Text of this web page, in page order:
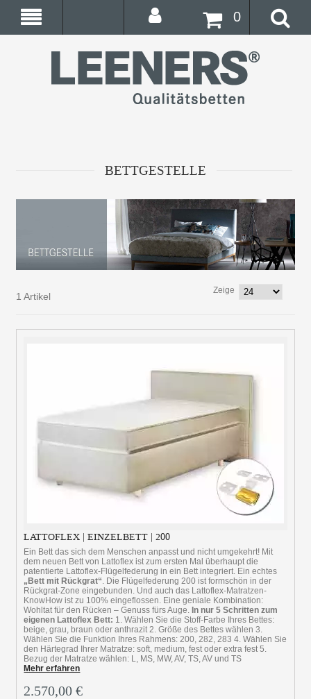
0
BETTGESTELLE
1 Artikel
Zeige
LATTOFLEX | EINZELBETT | 200
Ein Bett das sich dem Menschen anpasst und nicht umgekehrt! Mit
dem neuen Bett von Lattoflex ist zum ersten Mal überhaupt die
patentierte Lattoflex-Flügelfederung in ein Bett integriert. Ein echtes
„Bett mit Rückgrat“ . Die Flügelfederung 200 ist formschön in der
Rückgrat-Zone eingebunden. Und auch das Lattoflex-Matratzen-
KnowHow ist zu 100% eingeflossen. Eine geniale Kombination:
Wohltat für den Rücken – Genuss fürs Auge.In nur 5 Schritten zum
eigenen Lattoflex Bett: 1. Wählen Sie die Stoff-Farbe Ihres Bettes:
beige, grau, braun oder anthrazit 2. Größe des Bettes wählen 3.
Wählen Sie die Funktion Ihres Rahmens: 200, 282, 283 4. Wählen Sie
den Härtegrad Ihrer Matratze: soft, medium, fest oder extra fest 5.
Bezug der Matratze wählen: L, MS, MW, AV, TS, AV und TS
Mehr erfahren
2.570,00 €